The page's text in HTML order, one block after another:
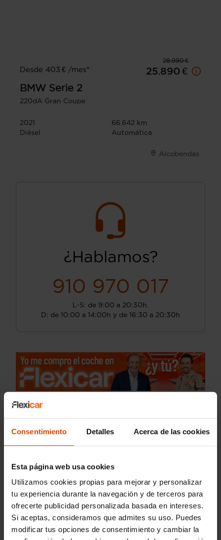
Consentimiento Detalles Acerca de las cookies
Esta página web usa cookies
Utilizamos cookies propias para mejorar y personalizar
tu experiencia durante la navegación y de terceros para
ofrecerte publicidad personalizada basada en intereses.
Si aceptas, consideramos que admites su uso. Puedes
modificar tus opciones de consentimiento y cambiar la
28.990 €
Desde 403 € /mes*
25.890 €
BMW Serie 2
220dA Gran Coupe
2021
66.642 km
Diésel
Automática
Alcobendas
¿Hablamos?
910 970 017
L-S: de 9:00 a 20:30h.
D: de 10:00 a 14:00h y de 16:30 a 20:30h